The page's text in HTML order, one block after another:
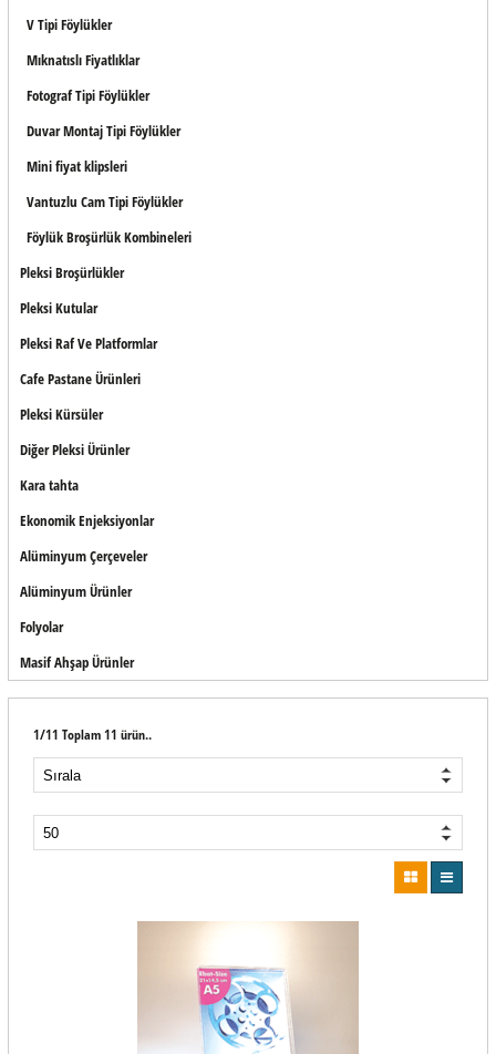
V Tipi Föylükler
Mıknatıslı Fiyatlıklar
Fotograf Tipi Föylükler
Duvar Montaj Tipi Föylükler
Mini fiyat klipsleri
Vantuzlu Cam Tipi Föylükler
Föylük Broşürlük Kombineleri
Pleksi Broşürlükler
Pleksi Kutular
Pleksi Raf Ve Platformlar
Cafe Pastane Ürünleri
Pleksi Kürsüler
Diğer Pleksi Ürünler
Kara tahta
Ekonomik Enjeksiyonlar
Alüminyum Çerçeveler
Alüminyum Ürünler
Folyolar
Masif Ahşap Ürünler
1/11 Toplam 11 ürün..